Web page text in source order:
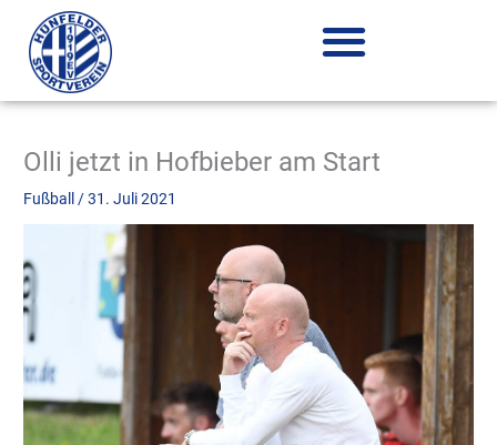
Inhalt
springen
Olli jetzt in Hofbieber am Start
Fußball /31. Juli 2021